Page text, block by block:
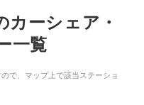
カーシェア・
一覧
で、マップ上で該当ステーショ